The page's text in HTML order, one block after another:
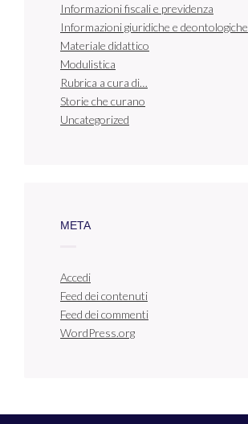
Informazioni fiscali e previdenza
Informazioni giuridiche e deontologiche
Materiale didattico
Modulistica
Rubrica a cura di…
Storie che curano
Uncategorized
META
Accedi
Feed dei contenuti
Feed dei commenti
WordPress.org